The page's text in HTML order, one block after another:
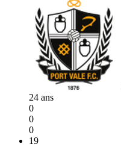
24 ans
0
0
0
19